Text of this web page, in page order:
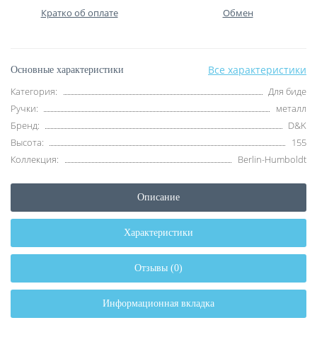
Кратко об оплате Обмен
Основные характеристики Все характеристики
Категория:
Для биде
Ручки:
металл
Бренд:
D&K
Высота:
155
Коллекция:
Berlin-Humboldt
Описание
Характеристики
Отзывы (0)
Информационная вкладка